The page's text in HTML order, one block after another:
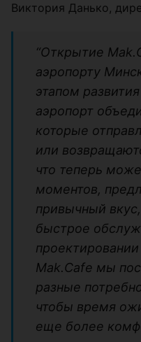
Виктория Данько,
“Открытие
аэропорту
этапом
аэропорт
которые
или
что теперь
моментов,
привычный
быстрое
Mak.Cafe мы
разные
чтобы время
еще более